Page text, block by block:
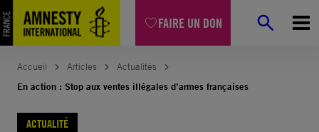
FAIRE UN DON
Aller
au
contenu
Accueil Articles
Actualités
En action : Stop aux ventes illégales d’armes françaises
ACTUALITÉ